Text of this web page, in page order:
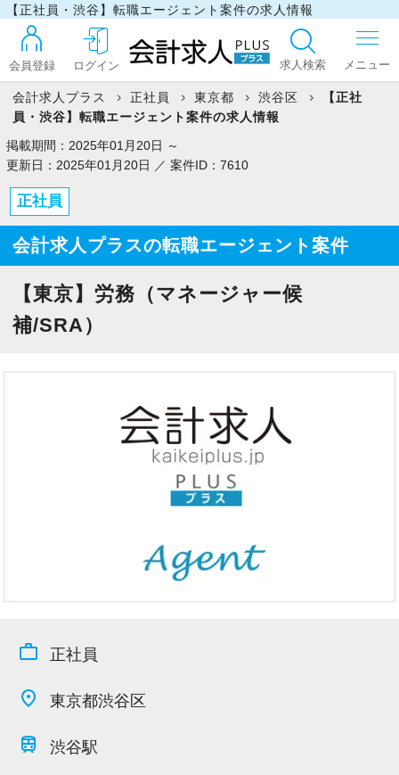
【正社員・渋谷】転職エージェント案件の求人情報
会員登録 ログイン 求人検索
ログイン
今すぐ会員登録
PC版サイトを見る
採用ご担当者様
会計求人プラス 正社員 東京都 渋谷区
【正社
員・渋谷】転職エージェント案件の求人情報
掲載期間：2025年01月20日 ～
更新日：2025年01月20日 ／ 案件ID：7610
正社員
会計求人プラスの転職エージェント案件
【東京】労務（マネージャー候
補/SRA）
work_outline 正社員
place 東京都渋谷区
train 渋谷駅